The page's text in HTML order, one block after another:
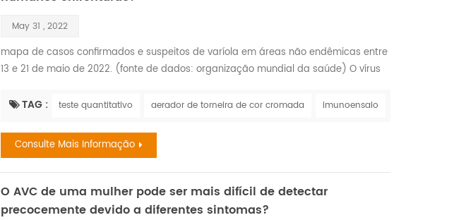
May 31 , 2022
mapa de casos confirmados e suspeitos de varíola em áreas não endêmicas entre
13 e 21 de maio de 2022. (fonte de dados: organização mundial da saúde) O vírus
quando macacos enviados de Cingapura para um centro de pesquisa na
1970, quando o vírus foi...
TAG : teste quantitativo aerador de torneira de cor cromada imunoensaio
Consulte Mais Informação
O AVC de uma mulher pode ser mais difícil de detectar
precocemente devido a diferentes sintomas?